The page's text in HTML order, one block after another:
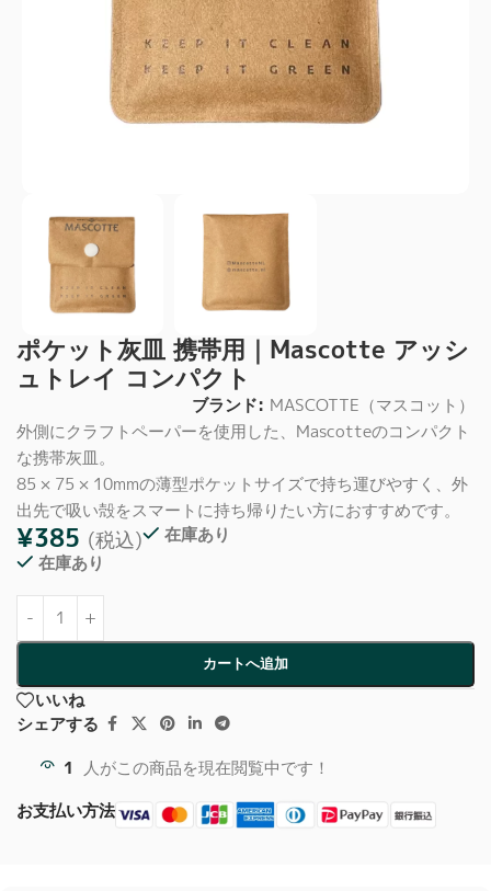
ポケット灰皿 携帯用｜Mascotte アッシ
ュトレイ コンパクト
ブランド: MASCOTTE（マスコット）
外側にクラフトペーパーを使用した、Mascotteのコンパクト
な携帯灰皿。
85 × 75 × 10mmの薄型ポケットサイズで持ち運びやすく、外
出先で吸い殻をスマートに持ち帰りたい方におすすめです。
¥385 (税込)
在庫あり
在庫あり
カートへ追加
いいね
シェアする
1 人がこの商品を現在閲覧中です！
お支払い方法